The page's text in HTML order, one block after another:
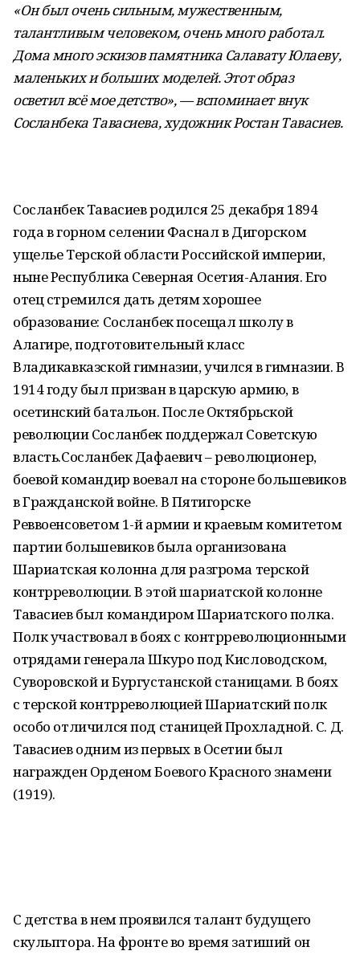
«Он был очень сильным, мужественным,
талантливым человеком, очень много работал.
Дома много эскизов памятника Салавату Юлаеву,
маленьких и больших моделей. Этот образ
осветил всё мое детство», — вспоминает внук
Сосланбека Тавасиева, художник Ростан Тавасиев.
Сосланбек Тавасиев родился 25 декабря 1894
года в горном селении Фаснал в Дигорском
ущелье Терской области Российской империи,
ныне Республика Северная Осетия-Алания. Его
отец стремился дать детям хорошее
образование: Сосланбек посещал школу в
Алагире, подготовительный класс
Владикавказской гимназии, учился в гимназии. В
1914 году был призван в царскую армию, в
осетинский батальон. После Октябрьской
революции Сосланбек поддержал Советскую
власть.Сосланбек Дафаевич – революционер,
боевой командир воевал на стороне большевиков
в Гражданской войне. В Пятигорске
Реввоенсоветом 1-й армии и краевым комитетом
партии большевиков была организована
Шариатская колонна для разгрома терской
контрреволюции. В этой шариатской колонне
Тавасиев был командиром Шариатского полка.
Полк участвовал в боях с контрреволюционными
отрядами генерала Шкуро под Кисловодском,
Суворовской и Бургустанской станицами. В боях
с терской контрреволюцией Шариатский полк
особо отличился под станицей Прохладной. С. Д.
Тавасиев одним из первых в Осетии был
награжден Орденом Боевого Красного знамени
(1919).
С детства в нем проявился талант будущего
скульптора. На фронте во время затиший он